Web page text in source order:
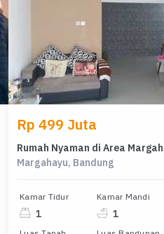
Rp 499 Juta
Margahayu, Bandung
Kamar Tidur
1
Kamar Mandi
1